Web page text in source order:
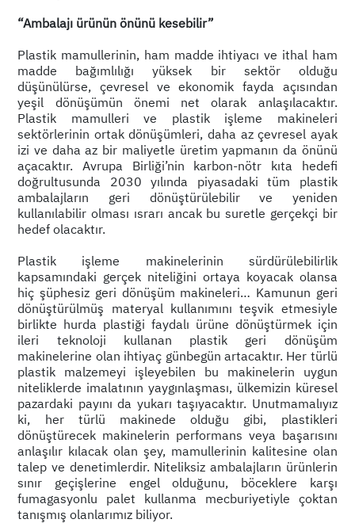
“Ambalajı ürünün önünü kesebilir”
Plastik mamullerinin, ham madde ihtiyacı ve ithal ham
madde bağımlılığı yüksek bir sektör olduğu
düşünülürse, çevresel ve ekonomik fayda açısından
yeşil dönüşümün önemi net olarak anlaşılacaktır.
Plastik mamulleri ve plastik işleme makineleri
sektörlerinin ortak dönüşümleri, daha az çevresel ayak
izi ve daha az bir maliyetle üretim yapmanın da önünü
açacaktır. Avrupa Birliği’nin karbon-nötr kıta hedefi
doğrultusunda 2030 yılında piyasadaki tüm plastik
ambalajların geri dönüştürülebilir ve yeniden
kullanılabilir olması ısrarı ancak bu suretle gerçekçi bir
hedef olacaktır.
Plastik işleme makinelerinin sürdürülebilirlik
kapsamındaki gerçek niteliğini ortaya koyacak olansa
hiç şüphesiz geri dönüşüm makineleri… Kamunun geri
dönüştürülmüş materyal kullanımını teşvik etmesiyle
birlikte hurda plastiği faydalı ürüne dönüştürmek için
ileri teknoloji kullanan plastik geri dönüşüm
makinelerine olan ihtiyaç günbegün artacaktır. Her türlü
plastik malzemeyi işleyebilen bu makinelerin uygun
niteliklerde imalatının yaygınlaşması, ülkemizin küresel
pazardaki payını da yukarı taşıyacaktır. Unutmamalıyız
ki, her türlü makinede olduğu gibi, plastikleri
dönüştürecek makinelerin performans veya başarısını
anlaşılır kılacak olan şey, mamullerinin kalitesine olan
talep ve denetimlerdir. Niteliksiz ambalajların ürünlerin
sınır geçişlerine engel olduğunu, böceklere karşı
fumagasyonlu palet kullanma mecburiyetiyle çoktan
tanışmış olanlarımız biliyor.